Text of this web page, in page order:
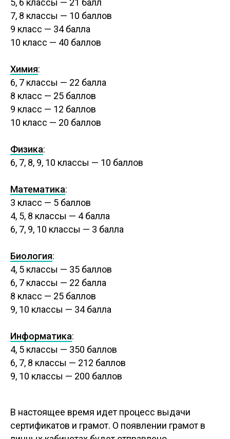
ОЛИМПИАДЕ
5, 6 классы — 21 балл
7, 8 классы — 10 баллов
9 класс — 34 балла
10 класс — 40 баллов
Химия:
6, 7 классы — 22 балла
8 класс — 25 баллов
9 класс — 12 баллов
10 класс — 20 баллов
Физика:
6, 7, 8, 9, 10 классы — 10 баллов
Математика:
3 класс — 5 баллов
4, 5, 8 классы — 4 балла
6, 7, 9, 10 классы — 3 балла
Биология:
4, 5 классы — 35 баллов
6, 7 классы — 22 балла
8 класс — 25 баллов
9, 10 классы — 34 балла
Информатика:
4, 5 классы — 350 баллов
6, 7, 8 классы — 212 баллов
9, 10 классы — 200 баллов
В настоящее время идет процесс выдачи
сертификатов и грамот. О появлении грамот в